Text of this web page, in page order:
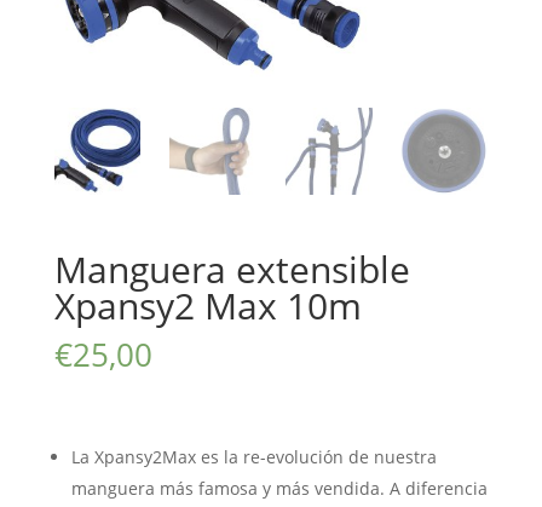
Manguera extensible
Xpansy2 Max 10m
€25,00
La Xpansy2Max es la re-evolución de nuestra
manguera más famosa y más vendida. A diferencia